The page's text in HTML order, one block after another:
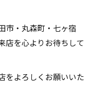
市・丸森町・七ヶ宿
店を心よりお待ちして
をよろしくお願いいた